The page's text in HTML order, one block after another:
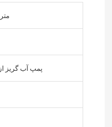
60
پمپ آب گریز